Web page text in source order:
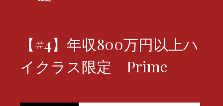
【#4】年収800万円以上ハ
イクラス限定 Prime